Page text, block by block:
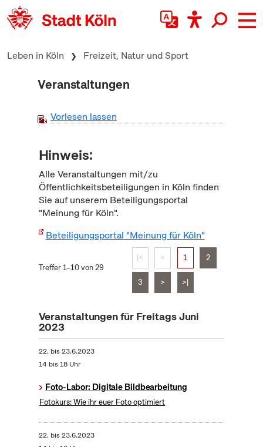
zum Inhalt springen
Leben in Köln Freizeit, Natur und Sport
Veranstaltungen
Vorlesen lassen
Hinweis:
Alle Veranstaltungen mit/zu
Öffentlichkeitsbeteiligungen in Köln finden
Sie auf unserem Beteiligungsportal
"Meinung für Köln".
Beteiligungsportal "Meinung für Köln"
Treffer 1–10 von 29
|< < 1 2
3 > >|
Veranstaltungen für Freitags Juni
2023
22. bis23.6.2023
14 bis 18 Uhr
Foto-Labor: Digitale Bildbearbeitung
Fotokurs: Wie ihr euer Foto optimiert
22. bis23.6.2023